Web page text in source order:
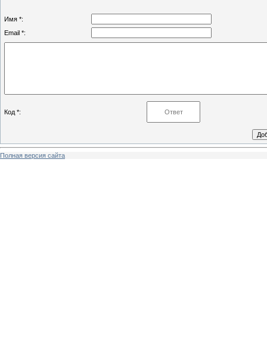
Имя *:
Email *:
Код *:
Полная версия сайта